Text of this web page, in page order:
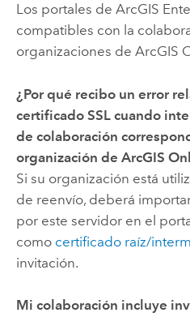
Los portales de ArcGIS
compatibles con la
organizaciones de ArcGIS
¿Por qué recibo un error
certificado SSL cuando
de colaboración
organización de ArcGIS
Si su organización está
de reenvío, deberá
por este servidor en el
como certificado raíz/
invitación.
Mi colaboración incluye